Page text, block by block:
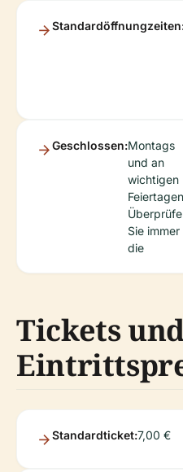
Geschlossen:Montags
und an
wichtigen
Sie immer
die
Tickets
Standardticket:7,00 €